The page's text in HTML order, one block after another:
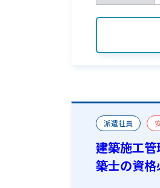
派遣社員
工場・倉庫
建築施工管
築士の資格